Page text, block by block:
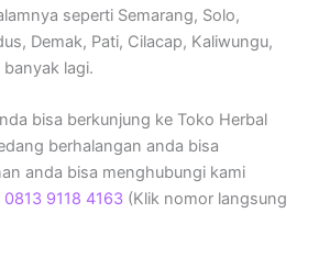
seperti Semarang, Solo,
Demak, Pati, Cilacap, Kaliwungu,
lagi.
bisa berkunjung ke Toko Herbal
berhalangan anda bisa
anda bisa menghubungi kami
0813 9118 4163 (Klik nomor langsung